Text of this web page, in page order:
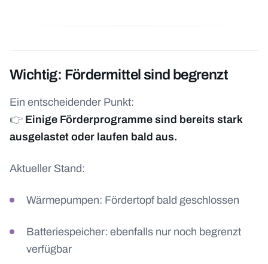
Wichtig: Fördermittel sind begrenzt
Ein entscheidender Punkt:
👉 Einige Förderprogramme sind bereits stark
ausgelastet oder laufen bald aus.
Aktueller Stand:
Wärmepumpen: Fördertopf bald geschlossen
Batteriespeicher: ebenfalls nur noch begrenzt
verfügbar